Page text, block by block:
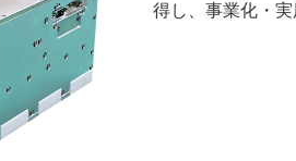
星技術実証４
実証４号機
得し、事業化・